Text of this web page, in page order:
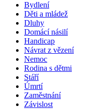
Bydlení
Děti a mládež
Dluhy
Domácí násilí
Handicap
Návrat z vězení
Nemoc
Rodina s dětmi
Stáří
Úmrtí
Zaměstnání
Závislost